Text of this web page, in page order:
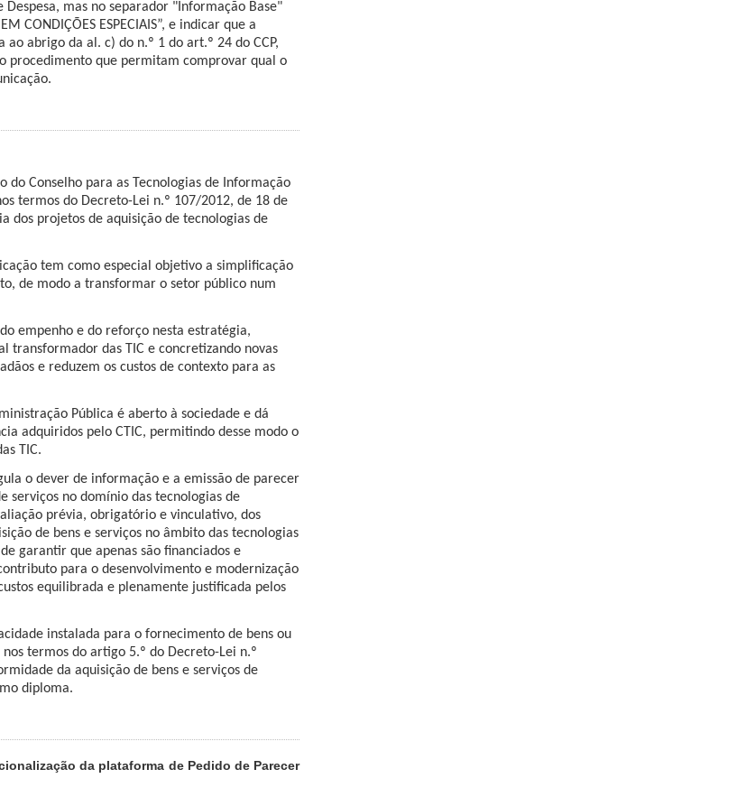
mas no separador "Informação Base"
CONDIÇÕES ESPECIAIS”, e indicar que a
abrigo da al. c) do n.º 1 do art.º 24 do CCP,
procedimento que permitam comprovar qual o
Conselho para as Tecnologias de Informação
termos do Decreto-Lei n.º 107/2012, de 18 de
dos projetos de aquisição de tecnologias de
tem como especial objetivo a simplificação
de modo a transformar o setor público num
empenho e do reforço nesta estratégia,
transformador das TIC e concretizando novas
e reduzem os custos de contexto para as
Pública é aberto à sociedade e dá
adquiridos pelo CTIC, permitindo desse modo o
TIC.
o dever de informação e a emissão de parecer
serviços no domínio das tecnologias de
prévia, obrigatório e vinculativo, dos
de bens e serviços no âmbito das tecnologias
garantir que apenas são financiados e
para o desenvolvimento e modernização
equilibrada e plenamente justificada pelos
instalada para o fornecimento de bens ou
termos do artigo 5.º do Decreto-Lei n.º
da aquisição de bens e serviços de
diploma.
da plataforma de Pedido de Parecer